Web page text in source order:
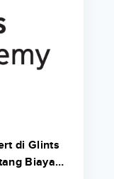
di Glints
Biaya